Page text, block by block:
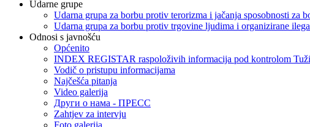
Udarne grupe
Udarna grupa za borbu protiv terorizma i jačanja sposobnosti za
Udarna grupa za borbu protiv trgovine ljudima i organizirane
Odnosi s javnošću
Općenito
INDEX REGISTAR raspoloživih informacija pod kontrolom
Vodič o pristupu informacijama
Najčešća pitanja
Video galerija
Други о нама - ПРЕСC
Zahtjev za intervju